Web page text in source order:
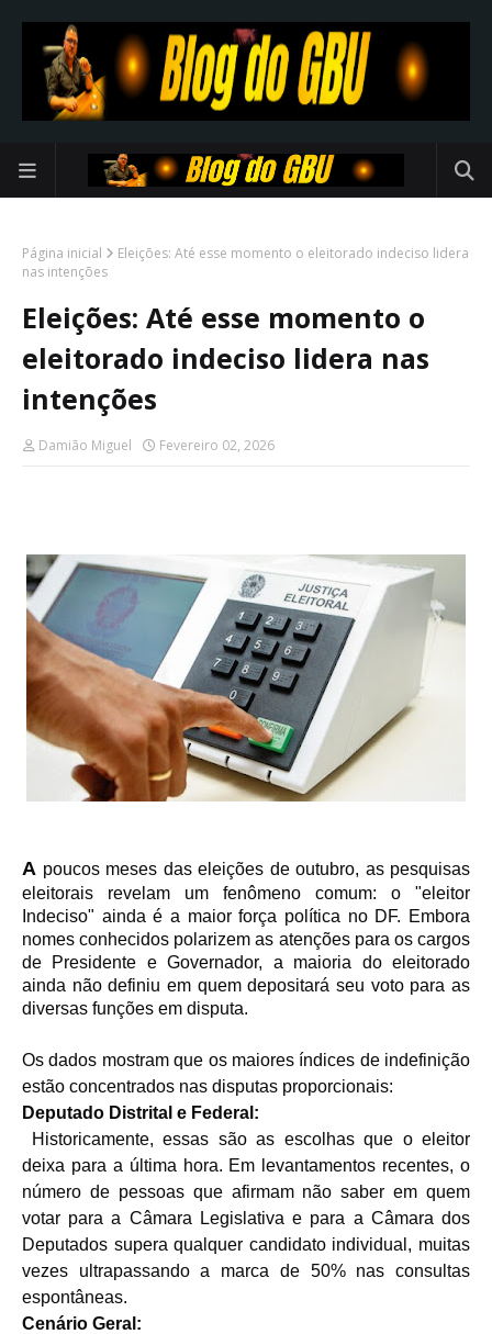
Página inicial
Eleições: Até esse momento o eleitorado indeciso lidera
nas intenções
Eleições: Até esse momento o
eleitorado indeciso lidera nas
intenções
Damião Miguel Fevereiro 02, 2026
A poucos meses das eleições de outubro, as pesquisas
eleitorais revelam um fenômeno comum: o "eleitor
Indeciso" ainda é a maior força política no DF. Embora
nomes conhecidos polarizem as atenções para os cargos
de Presidente e Governador, a maioria do eleitorado
ainda não definiu em quem depositará seu voto para as
diversas funções em disputa.
Os dados mostram que os maiores índices de indefinição
estão concentrados nas disputas proporcionais:
Deputado Distrital e Federal:
Historicamente, essas são as escolhas que o eleitor
deixa para a última hora. Em levantamentos recentes, o
número de pessoas que afirmam não saber em quem
votar para a Câmara Legislativa e para a Câmara dos
Deputados supera qualquer candidato individual, muitas
vezes ultrapassando a marca de 50% nas consultas
espontâneas.
Cenário Geral: